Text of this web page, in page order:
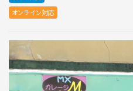
オンライン対応